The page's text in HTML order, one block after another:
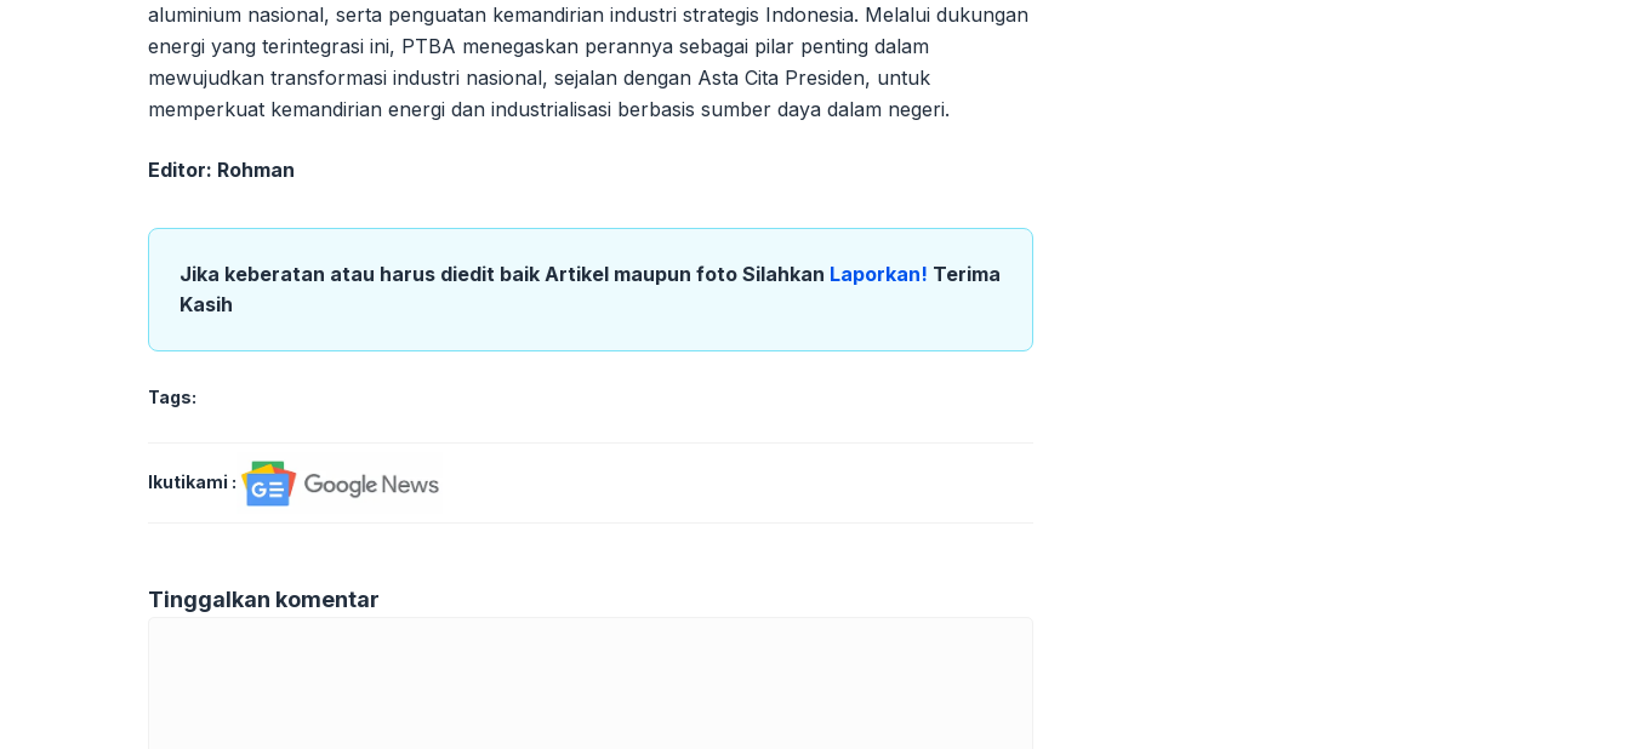
aluminium nasional, serta penguatan kemandirian industri strategis Indonesia. Melalui dukungan
energi yang terintegrasi ini, PTBA menegaskan perannya sebagai pilar penting dalam
mewujudkan transformasi industri nasional, sejalan dengan Asta Cita Presiden, untuk
memperkuat kemandirian energi dan industrialisasi berbasis sumber daya dalam negeri.
Editor: Rohman
Jika keberatan atau harus diedit baik Artikel maupun foto Silahkan Laporkan! Terima
Kasih
Tags:
Ikutikami :
Tinggalkan komentar